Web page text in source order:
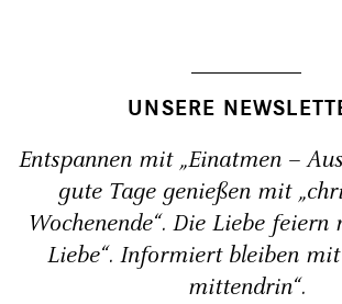
UNSERE
Entspannen mit „Einatmen –
gute Tage genießen mit
Wochenende“. Die Liebe feiern
Liebe“. Informiert bleiben
mittendrin“.